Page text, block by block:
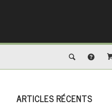
ARTICLES RÉCENTS